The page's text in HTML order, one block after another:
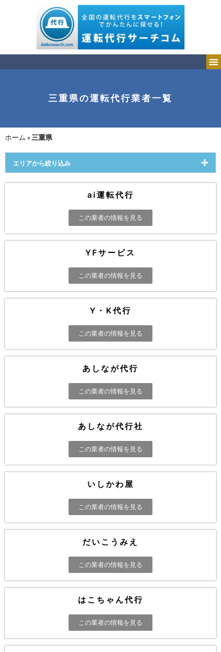
三重県の運転代行業者一覧
ホーム »三重県
エリアから絞り込み
ai運転代行
この業者の情報を見る
YFサービス
この業者の情報を見る
Y・K代行
この業者の情報を見る
あしなが代行
この業者の情報を見る
あしなが代行社
この業者の情報を見る
いしかわ屋
この業者の情報を見る
だいこうみえ
この業者の情報を見る
はこちゃん代行
この業者の情報を見る